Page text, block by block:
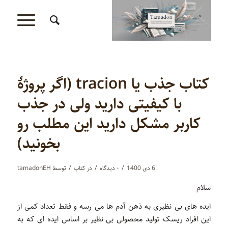
کتاب جذب یا tracion (اگر پروژۀ
با کیفیتی دارید ولی در جذب
کاربر مشکل دارید این مطلب رو
بخونید)
6 دی 1400 / ۰ دیدگاه‌ / درکتاب / توسط tamadonEH
سلام
ایده های بی نظیری به ذهن آدم ها می رسه و فقط تعداد کمی از
این افراد ریسک تولید محصولی بی نظیر بر اساس ایده ای که به